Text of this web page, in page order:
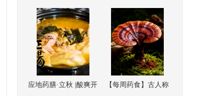
应地药膳·立秋 |酸爽开
【每周药食】古人称